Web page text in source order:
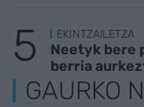
EKINTZAILETZA
Neetyk bere
berria
GAURKO